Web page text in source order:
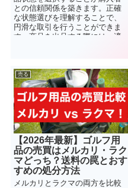
との信頼関係を築きます。正確
な状態選びを理解することで、
円滑な取引を行うことができま
す。商品を出品する際には、適
売る
【2026年最新】ゴルフ用
品の売買はメルカリ・ラク
マどっち？送料の罠とおす
すめの処分方法
メルカリとラクマの両方を比較